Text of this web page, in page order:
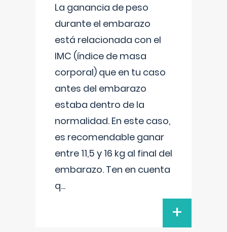
La ganancia de peso
durante el embarazo
está relacionada con el
IMC (índice de masa
corporal) que en tu caso
antes del embarazo
estaba dentro de la
normalidad. En este caso,
es recomendable ganar
entre 11,5 y 16 kg al final del
embarazo. Ten en cuenta
q...
+